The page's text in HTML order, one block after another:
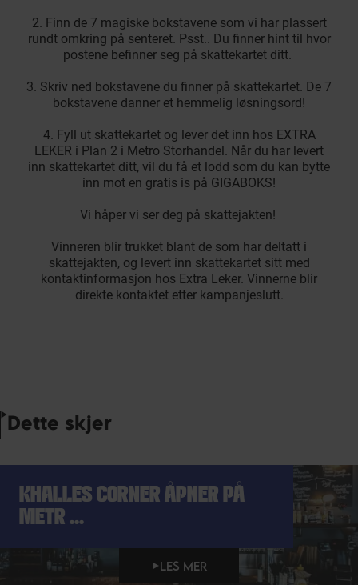
2. Finn de 7 magiske bokstavene som vi har plassert
rundt omkring på senteret. Psst.. Du finner hint til hvor
postene befinner seg på skattekartet ditt.
3. Skriv ned bokstavene du finner på skattekartet. De 7
bokstavene danner et hemmelig løsningsord!
4. Fyll ut skattekartet og lever det inn hos EXTRA
LEKER i Plan 2 i Metro Storhandel. Når du har levert
inn skattekartet ditt, vil du få et lodd som du kan bytte
inn mot en gratis is på GIGABOKS!
Vi håper vi ser deg på skattejakten!
Vinneren blir trukket blant de som har deltatt i
skattejakten, og levert inn skattekartet sitt med
kontaktinformasjon hos Extra Leker. Vinnerne blir
direkte kontaktet etter kampanjeslutt.
Dette skjer
KHALLES CORNER ÅPNER PÅ
METR ...
LES MER